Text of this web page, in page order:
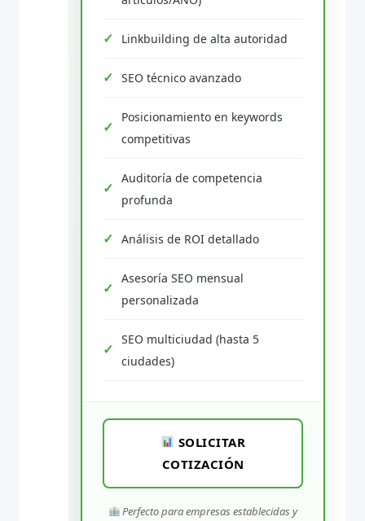
Linkbuilding de alta autoridad
SEO técnico avanzado
Posicionamiento en keywords
competitivas
Auditoría de competencia
profunda
Análisis de ROI detallado
Asesoría SEO mensual
personalizada
SEO multiciudad (hasta 5
ciudades)
SOLICITAR
COTIZACIÓN
Perfecto para empresas establecidas y